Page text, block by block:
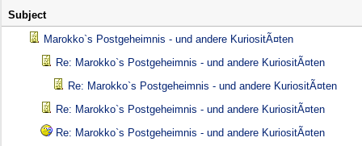
Subject
Marokko`s Postgeheimnis - und andere KuriositÃ¤ten
Re: Marokko`s Postgeheimnis - und andere KuriositÃ¤ten
Re: Marokko`s Postgeheimnis - und andere KuriositÃ¤ten
Re: Marokko`s Postgeheimnis - und andere KuriositÃ¤ten
Re: Marokko`s Postgeheimnis - und andere KuriositÃ¤ten